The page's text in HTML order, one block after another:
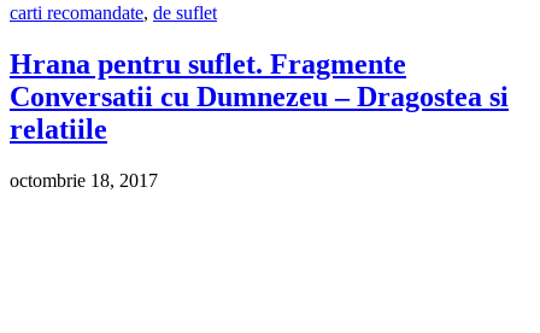
carti recomandate, de suflet
Hrana pentru suflet. Fragmente
Conversatii cu Dumnezeu – Dragostea si
relatiile
octombrie 18, 2017